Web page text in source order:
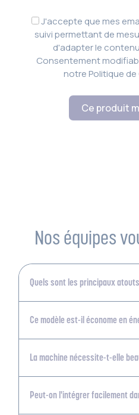
J'accepte que mes
suivi permettant de
d'adapter le
Consentement
notre Politique
Ce produit
Nos équipes
Quels sont les principaux
Ce modèle est-il économe en
La machine nécessite-t-elle
Peut-on l'intégrer facilement